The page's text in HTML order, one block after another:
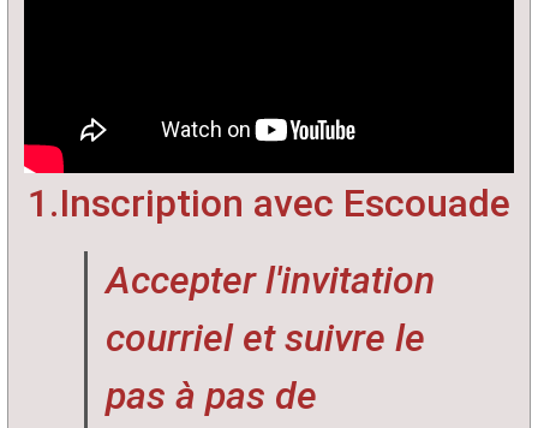
1.Inscription avec Escouade
Accepter l'invitation
courriel et suivre le
pas à pas de